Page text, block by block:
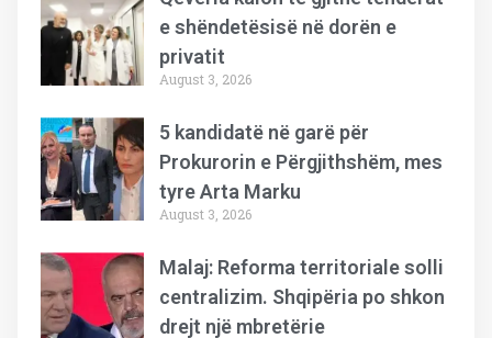
e shëndetësisë në dorën e
privatit
August 3, 2026
5 kandidatë në garë për
Prokurorin e Përgjithshëm, mes
tyre Arta Marku
August 3, 2026
Malaj: Reforma territoriale solli
centralizim. Shqipëria po shkon
drejt një mbretërie